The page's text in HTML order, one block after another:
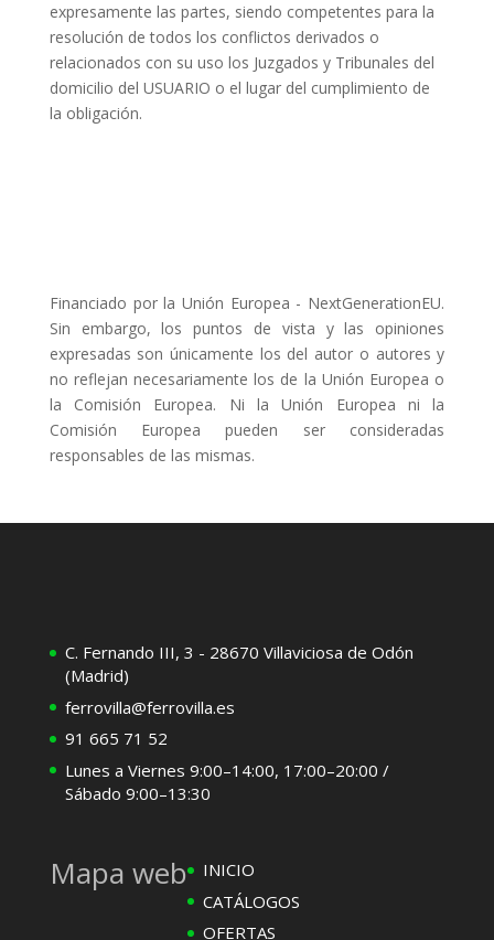
expresamente las partes, siendo competentes para la
resolución de todos los conflictos derivados o
relacionados con su uso los Juzgados y Tribunales del
domicilio del USUARIO o el lugar del cumplimiento de
la obligación.
Financiado por la Unión Europea - NextGenerationEU.
Sin embargo, los puntos de vista y las opiniones
expresadas son únicamente los del autor o autores y
no reflejan necesariamente los de la Unión Europea o
la Comisión Europea. Ni la Unión Europea ni la
Comisión Europea pueden ser consideradas
responsables de las mismas.
C. Fernando III, 3 - 28670 Villaviciosa de Odón
(Madrid)
ferrovilla@ferrovilla.es
91 665 71 52
Lunes a Viernes 9:00–14:00, 17:00–20:00 /
Sábado 9:00–13:30
Mapa web
INICIO
CATÁLOGOS
OFERTAS